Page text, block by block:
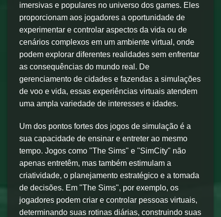
imersivas e populares no universo dos games. Eles
proporcionam aos jogadores a oportunidade de
experimentar e controlar aspectos da vida ou de
cenários complexos em um ambiente virtual, onde
podem explorar diferentes realidades sem enfrentar
as consequências do mundo real. De
gerenciamento de cidades e fazendas a simulações
de voo e vida, essas experiências virtuais atendem
uma ampla variedade de interesses e idades.
Um dos pontos fortes dos jogos de simulação é a
sua capacidade de ensinar e entreter ao mesmo
tempo. Jogos como "The Sims" e "SimCity" não
apenas entretêm, mas também estimulam a
criatividade, o planejamento estratégico e a tomada
de decisões. Em "The Sims", por exemplo, os
jogadores podem criar e controlar pessoas virtuais,
determinando suas rotinas diárias, construindo suas